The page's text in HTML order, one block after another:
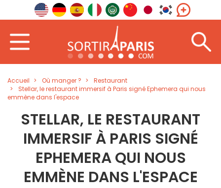
Accueil Où manger ?
Restaurant
Stellar, le restaurant immersif à Paris signé Ephemera qui nous
emmène dans l'espace
STELLAR, LE RESTAURANT
IMMERSIF À PARIS SIGNÉ
EPHEMERA QUI NOUS
EMMÈNE DANS L'ESPACE